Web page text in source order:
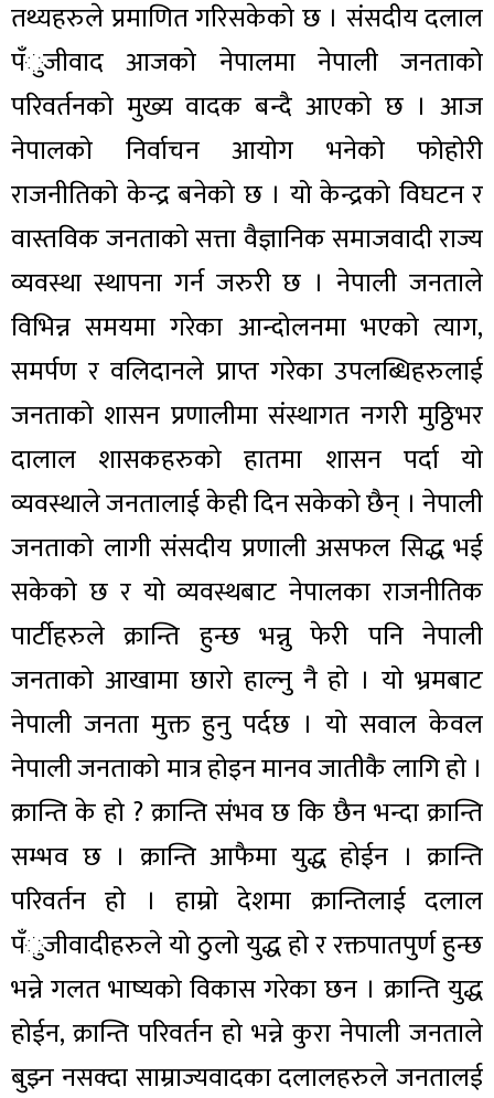
तथ्यहरुले प्रमाणित गरिसकेको छ । संसदीय दलाल
पँुजीवाद आजको नेपालमा नेपाली जनताको
परिवर्तनको मुख्य वादक बन्दै आएको छ । आज
नेपालको निर्वाचन आयोग भनेको फोहोरी
राजनीतिको केन्द्र बनेको छ । यो केन्द्रको विघटन र
वास्तविक जनताको सत्ता वैज्ञानिक समाजवादी राज्य
व्यवस्था स्थापना गर्न जरुरी छ । नेपाली जनताले
विभिन्न समयमा गरेका आन्दोलनमा भएको त्याग,
समर्पण र वलिदानले प्राप्त गरेका उपलब्धिहरुलाई
जनताको शासन प्रणालीमा संस्थागत नगरी मुठ्ठिभर
दालाल शासकहरुको हातमा शासन पर्दा यो
व्यवस्थाले जनतालाई केही दिन सकेको छैन् । नेपाली
जनताको लागी संसदीय प्रणाली असफल सिद्ध भई
सकेको छ र यो व्यवस्थबाट नेपालका राजनीतिक
पार्टीहरुले क्रान्ति हुन्छ भन्नु फेरी पनि नेपाली
जनताको आखामा छारो हाल्नु नै हो । यो भ्रमबाट
नेपाली जनता मुक्त हुनु पर्दछ । यो सवाल केवल
नेपाली जनताको मात्र होइन मानव जातीकै लागि हो ।
क्रान्ति के हो ? क्रान्ति संभव छ कि छैन भन्दा क्रान्ति
सम्भव छ । क्रान्ति आफैमा युद्ध होईन । क्रान्ति
परिवर्तन हो । हाम्रो देशमा क्रान्तिलाई दलाल
पँुजीवादीहरुले यो ठुलो युद्ध हो र रक्तपातपुर्ण हुन्छ
भन्ने गलत भाष्यको विकास गरेका छन । क्रान्ति युद्ध
होईन, क्रान्ति परिवर्तन हो भन्ने कुरा नेपाली जनताले
बुझ्न नसक्दा साम्राज्यवादका दलालहरुले जनतालई